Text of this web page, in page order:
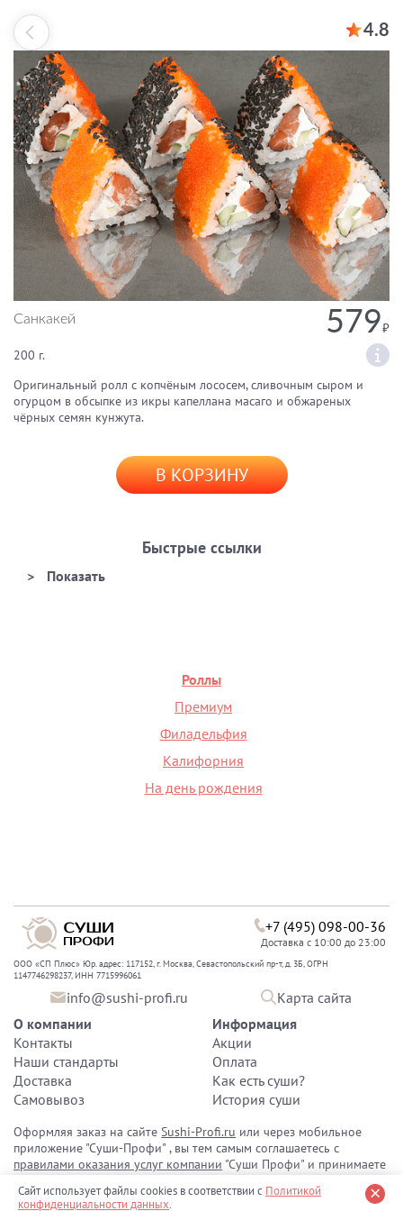
4.8
Санкакей 579
200 г.
Оригинальный ролл с копчёным лососем, сливочным сыром и
огурцом в обсыпке из икры капеллана масаго и обжареных
чёрных семян кунжута.
В КОРЗИНУ
Быстрые ссылки
Роллы
Премиум
Филадельфия
Калифорния
На день рождения
+7 (495) 098-00-36
Доставка с 10:00 до 23:00
ООО «СП Плюс» Юр. адрес: 117152, г. Москва, Севастопольский пр-т, д. 3Б, ОГРН
1147746298237, ИНН 7715996061
info@sushi-profi.ru
Карта сайта
О компании
Контакты
Наши стандарты
Доставка
Самовывоз
Информация
Акции
Оплата
Как есть суши?
История суши
Оформляя заказ на сайтеSushi-Profi.ru или через мобильное
приложение "Суши-Профи" , вы тем самым соглашаетесь с
правилами оказания услуг компании "Суши Профи" и принимаете
Сайт использует файлы cookies в соответствии с Политикой
конфиденциальности данных.